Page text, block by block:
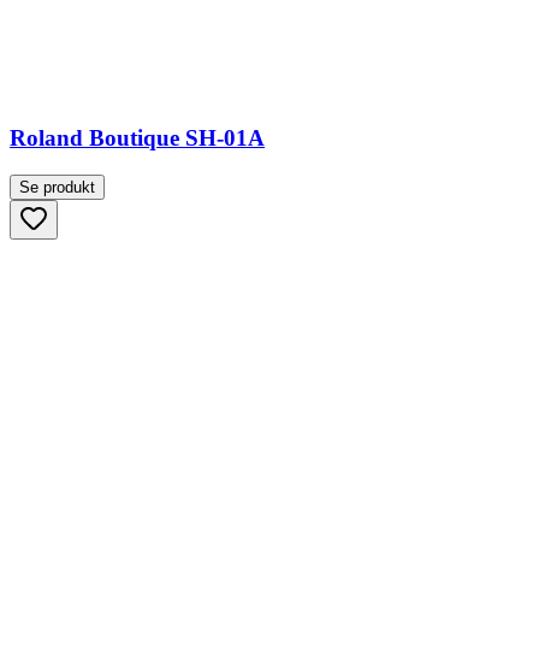
Roland Boutique SH-01A
Se produkt